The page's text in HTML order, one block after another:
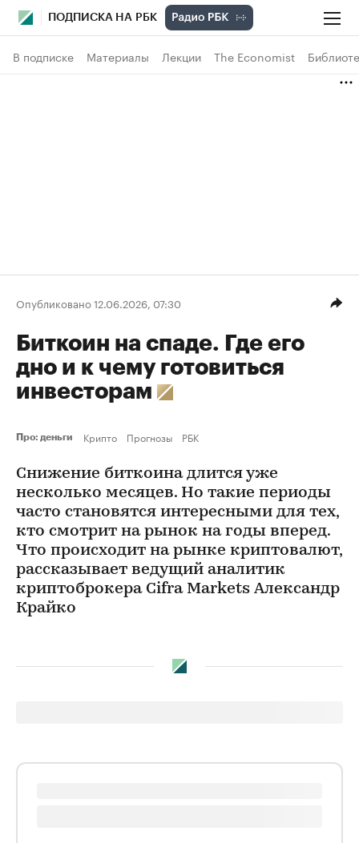
ПОДПИСКА НА РБК
В подписке Материалы Лекции The Economist
Опубликовано 12.06.2026, 07:30
Биткоин на спаде. Где его
дно и к чему готовиться
инвесторам
Про: деньги Крипто Прогнозы РБК
Снижение биткоина длится уже
несколько месяцев. Но такие периоды
часто становятся интересными для тех,
кто смотрит на рынок на годы вперед.
Что происходит на рынке криптовалют,
рассказывает ведущий аналитик
криптоброкера Cifra Markets Александр
Крайко